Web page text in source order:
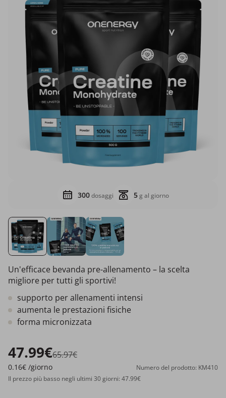
300dosaggi 5g al giorno
Un'efficace bevanda pre-allenamento – la scelta
migliore per tutti gli sportivi!
supporto per allenamenti intensi
aumenta le prestazioni fisiche
forma micronizzata
47.99€65.97€
0.16€ /giorno
Numero del prodotto: KM410
Il prezzo più basso negli ultimi 30 giorni: 47.99€